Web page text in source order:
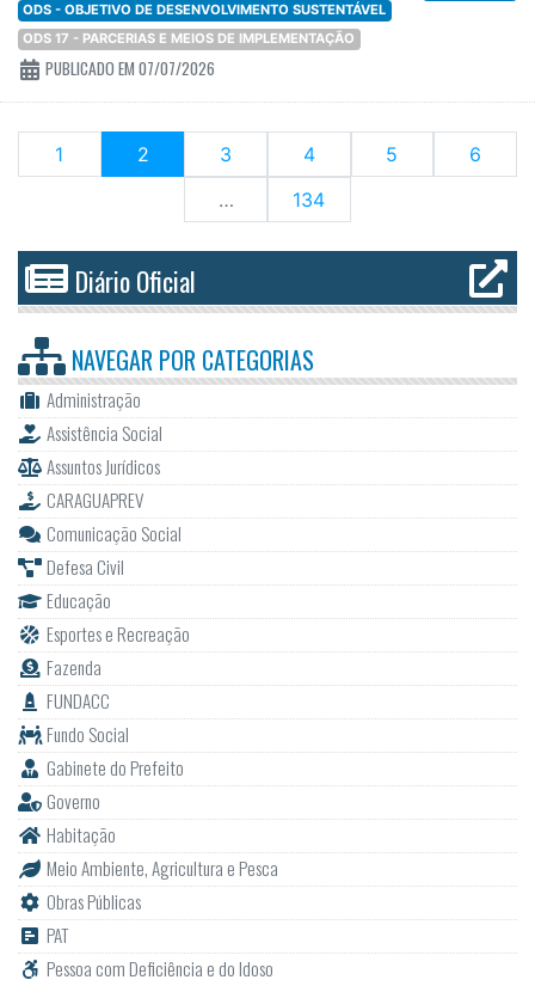
ODS - OBJETIVO DE DESENVOLVIMENTO SUSTENTÁVEL
ODS 17 - PARCERIAS E MEIOS DE IMPLEMENTAÇÃO
PUBLICADO EM 07/07/2026
1 2(current)3 4 5
6
…
134
Diário Oficial
NAVEGAR POR CATEGORIAS
Administração
Assistência Social
Assuntos Jurídicos
CARAGUAPREV
Comunicação Social
Defesa Civil
Educação
Esportes e Recreação
Fazenda
FUNDACC
Fundo Social
Gabinete do Prefeito
Governo
Habitação
Meio Ambiente, Agricultura e Pesca
Obras Públicas
PAT
Pessoa com Deficiência e do Idoso